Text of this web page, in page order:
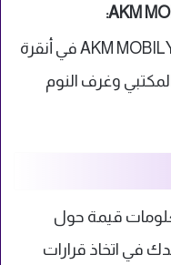
تقع شركة AKM MOBILYA SAN. TIC. LTD. ŞTI في أنقرة
وغرف النوم
قيمة حول
في اتخاذ قرارات